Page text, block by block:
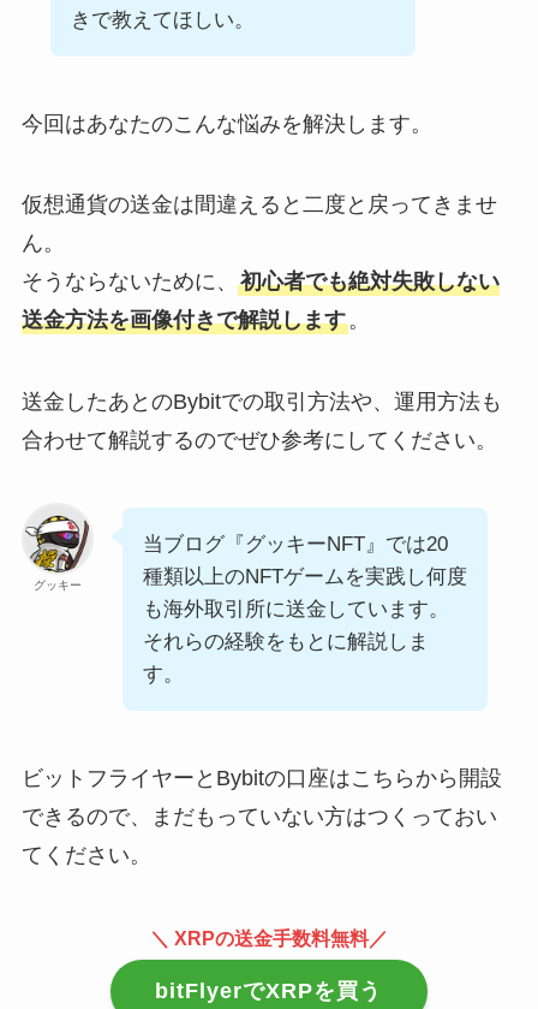
きで教えてほしい。
今回はあなたのこんな悩みを解決します。
仮想通貨の送金は間違えると二度と戻ってきませ
ん。
そうならないために、 初心者でも絶対失敗しない
送金方法を画像付きで解説します。
送金したあとのBybitでの取引方法や、運用方法も
合わせて解説するのでぜひ参考にしてください。
グッキー
当ブログ『グッキーNFT』では20
種類以上のNFTゲームを実践し何度
も海外取引所に送金しています。
それらの経験をもとに解説しま
す。
ビットフライヤーとBybitの口座はこちらから開設
できるので、まだもっていない方はつくっておい
てください。
＼ XRPの送金手数料無料／
bitFlyerでXRPを買う